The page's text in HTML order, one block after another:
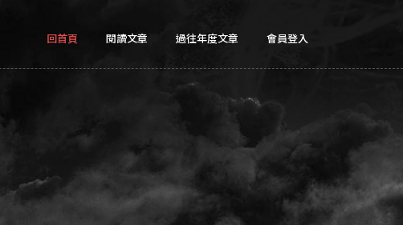
回首頁 閱讀文章 過往年度文章 會員登入